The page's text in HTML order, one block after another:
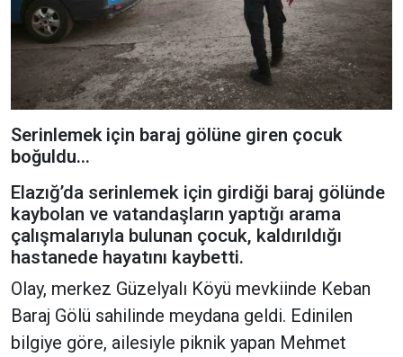
Serinlemek için baraj gölüne giren çocuk
boğuldu...
Elazığ’da serinlemek için girdiği baraj gölünde
kaybolan ve vatandaşların yaptığı arama
çalışmalarıyla bulunan çocuk, kaldırıldığı
hastanede hayatını kaybetti.
Olay, merkez Güzelyalı Köyü mevkiinde Keban
Baraj Gölü sahilinde meydana geldi. Edinilen
bilgiye göre, ailesiyle piknik yapan Mehmet